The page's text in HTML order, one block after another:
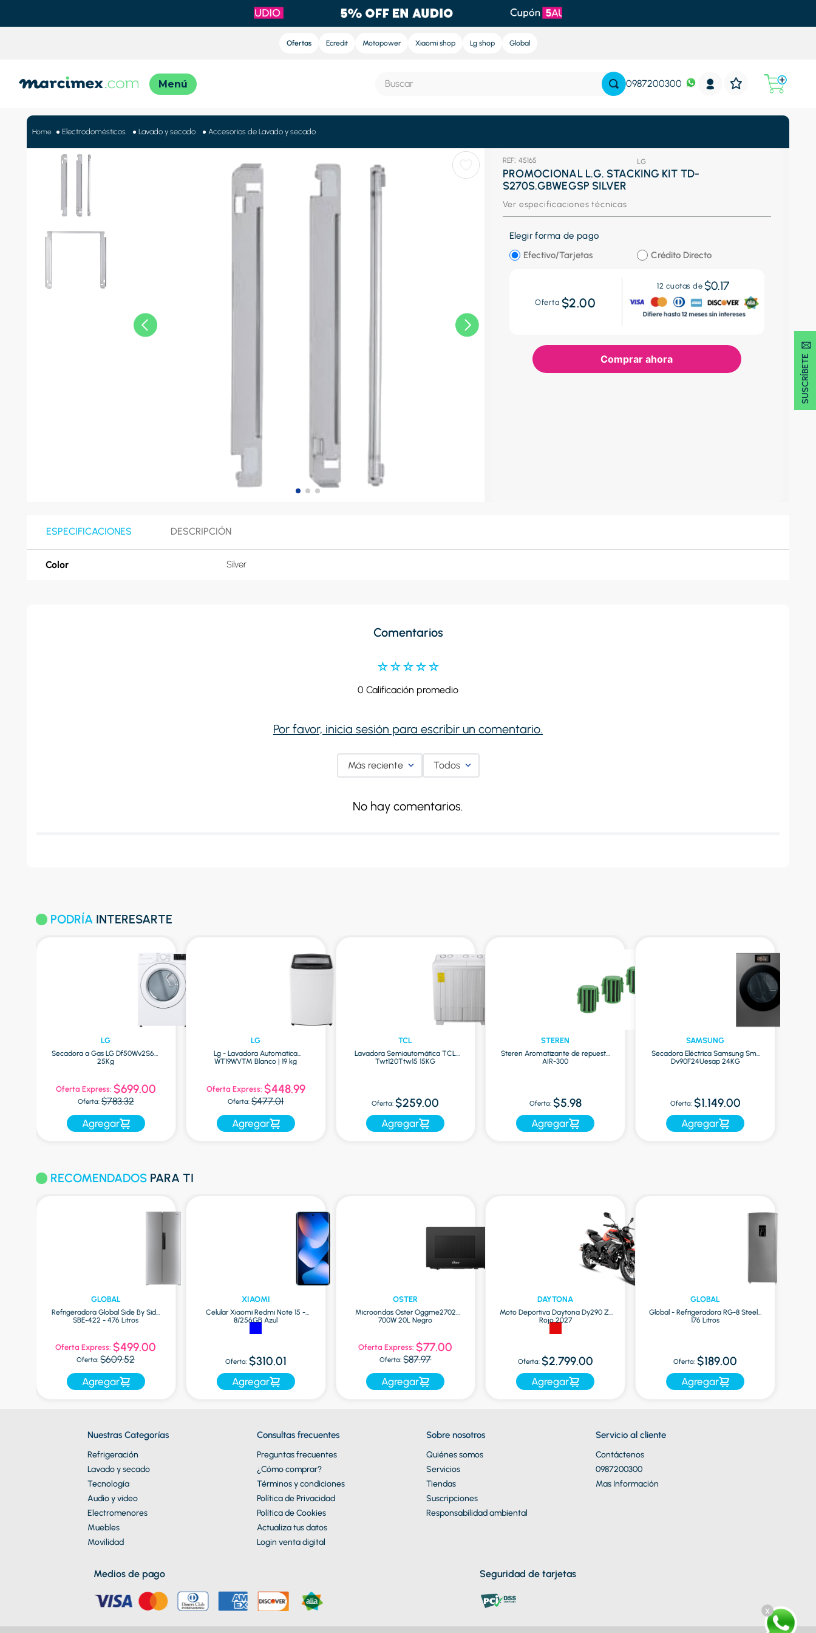
Ofertas Ecredit Motopower Xiaomi shop Lg shop Global
0987200300
SUSCRÍBETE 🖂
x
Electrodomésticos Lavado y secado Accesorios de Lavado y secado
: 45165 LG
PROMOCIONAL L.G. STACKING KIT TD-
S270S.GBWEGSP SILVER
Ver especificaciones técnicas
Elegir forma de pago
Efectivo/Tarjetas
Crédito Directo
Oferta $2.00
12 cuotas de $0.17
Comprar ahora
ESPECIFICACIONES DESCRIPCIÓN
Color Silver
Comentarios
☆☆☆☆☆
0 Calificación promedio
Por favor, inicia sesión para escribir un comentario.
Más reciente Todos
No hay comentarios.
PODRÍA INTERESARTE
LG
Secadora a Gas LG Df50Wv2S6W
25Kg
Oferta Express: $699.00
Oferta: $783.32
Agregar
LG
Lg - Lavadora Automatica
WT19WVTM Blanco | 19 kg
Oferta Express: $448.99
Oferta: $477.01
Agregar
TCL
Lavadora Semiautomática TCL
Twt120Ttw15 15KG
Oferta: $259.00
Agregar
STEREN
Steren Aromatizante de repuesto
AIR-300
Oferta: $5.98
Agregar
SAMSUNG
Secadora Eléctrica Samsung Sm-
Dv90F24Uesap 24KG
Oferta: $1.149.00
Agregar
RECOMENDADOS PARA TI
GLOBAL
Refrigeradora Global Side By Side
SBE-422 - 476 Litros
Oferta Express: $499.00
Oferta: $609.52
Agregar
XIAOMI
Celular Xiaomi Redmi Note 15 -
8/256GB Azul
Oferta: $310.01
Agregar
OSTER
Microondas Oster Oggme2702
700W 20L Negro
Oferta Express: $77.00
Oferta: $87.97
Agregar
DAYTONA
Moto Deportiva Daytona Dy290 Zr
Rojo 2027
Oferta: $2.799.00
Agregar
GLOBAL
Global - Refrigeradora RG-8 Steel |
176 Litros
Oferta: $189.00
Agregar
Nuestras Categorías
Refrigeración
Lavado y secado
Tecnología
Audio y video
Electromenores
Muebles
Movilidad
Consultas frecuentes
Preguntas frecuentes
¿Cómo comprar?
Términos y condiciones
Política de Privacidad
Política de Cookies
Actualiza tus datos
Login venta digital
Sobre nosotros
Quiénes somos
Servicios
Tiendas
Suscripciones
Responsabilidad ambiental
Servicio al cliente
Contáctenos
0987200300
Mas Información
Medios de pago Seguridad de tarjetas
motos
2.
moto
3.
iphone
lavadora
5.
england sound pro